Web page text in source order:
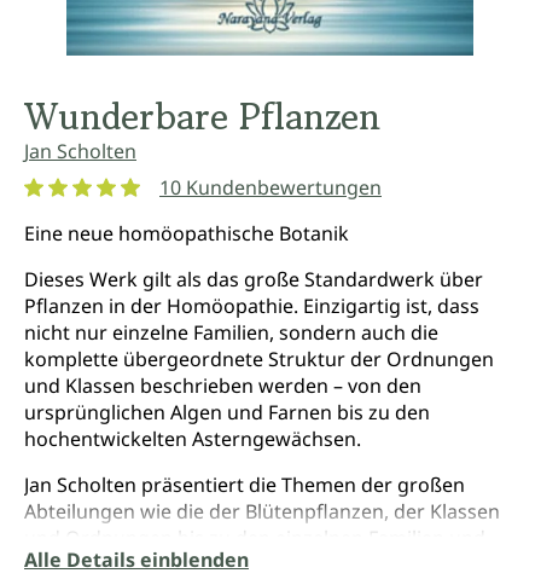
Wunderbare Pflanzen
Jan Scholten
10 Kundenbewertungen
Eine neue homöopathische Botanik
Dieses Werk gilt als das große Standardwerk über
Pflanzen in der Homöopathie. Einzigartig ist, dass
nicht nur einzelne Familien, sondern auch die
komplette übergeordnete Struktur der Ordnungen
und Klassen beschrieben werden – von den
ursprünglichen Algen und Farnen bis zu den
hochentwickelten Asterngewächsen.
Jan Scholten präsentiert die Themen der großen
Abteilungen wie die der Blütenpflanzen, der Klassen
und Ordnungen bis zu den einzelnen Familien und
den zugehörigen Pflanzen. Diese wiederum teilt er
Alle Details einblenden